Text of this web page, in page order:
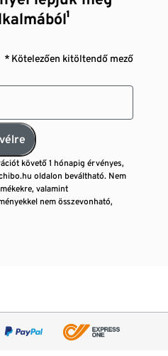
* Kötelezően kitöltendő mező
követő 1 hónapig érvényes,
oldalon beváltható. Nem
valamint
nem összevonható,